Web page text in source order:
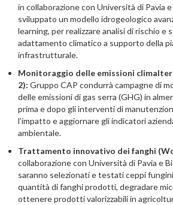
in collaborazione con Università di Pavia e
sviluppato un modello idrogeologico
learning, per realizzare analisi di rischio e
adattamento climatico a supporto della
infrastrutturale.
Monitoraggio delle emissioni
2): Gruppo CAP condurrà campagne di
delle emissioni di gas serra (GHG) in
prima e dopo gli interventi di
l’impatto e aggiornare gli indicatori
ambientale.
Trattamento innovativo dei fanghi
collaborazione con Università di Pavia e
saranno selezionati e testati ceppi
quantità di fanghi prodotti, degradare
ottenere prodotti valorizzabili in